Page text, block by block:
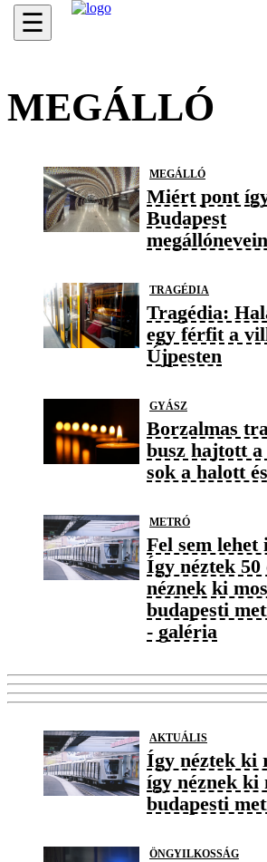
☰
MEGÁLLÓ
MEGÁLLÓ
Miért pont
Budapest
TRAGÉDIA
Tragédia:
egy férfit a
Újpesten
GYÁSZ
Borzalmas
busz hajtott a
sok a halott
METRÓ
Fel sem lehet
Így néztek 50
néznek ki
budapesti
- galéria
AKTUÁLIS
Így néztek ki
így néznek ki
budapesti
ÖNGYILKOSSÁG